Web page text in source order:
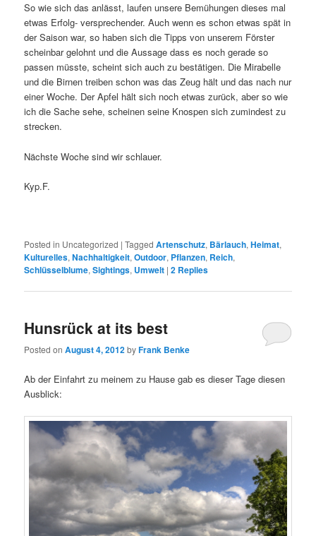
So wie sich das anlässt, laufen unsere Bemühungen dieses mal
etwas Erfolg- versprechender. Auch wenn es schon etwas spät in
der Saison war, so haben sich die Tipps von unserem Förster
scheinbar gelohnt und die Aussage dass es noch gerade so
passen müsste, scheint sich auch zu bestätigen. Die Mirabelle
und die Birnen treiben schon was das Zeug hält und das nach nur
einer Woche. Der Apfel hält sich noch etwas zurück, aber so wie
ich die Sache sehe, scheinen seine Knospen sich zumindest zu
strecken.
Nächste Woche sind wir schlauer.
Kyp.F.
Posted in Uncategorized |Tagged Artenschutz, Bärlauch,Heimat,
Kulturelles,Nachhaltigkeit,Outdoor, Pflanzen, Reich,
Schlüsselblume,Sightings, Umwelt |2 Replies
Hunsrück at its best
Posted onAugust 4, 2012byFrank Benke
Ab der Einfahrt zu meinem zu Hause gab es dieser Tage diesen
Ausblick: